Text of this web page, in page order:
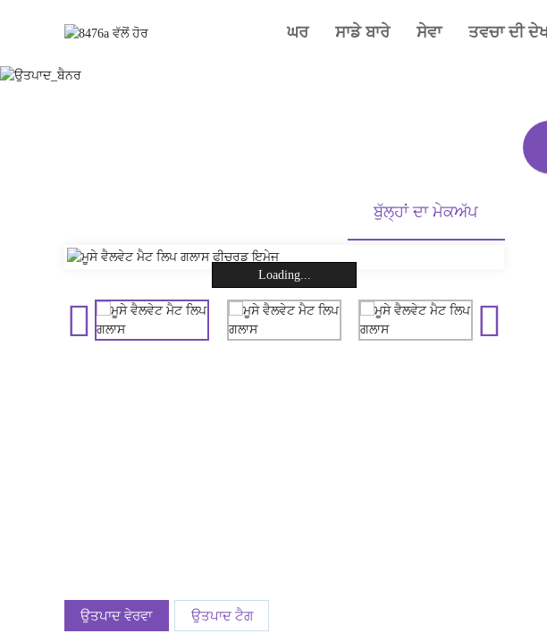
ਘਰ ਸਾਡੇ ਬਾਰੇ ਸੇਵਾ ਤਵਚਾ ਦੀ
ਬੁੱਲ੍ਹਾਂ ਦਾ ਮੇਕਅੱਪ
Loading...
ਉਤਪਾਦ ਵੇਰਵਾ ਉਤਪਾਦ ਟੈਗ